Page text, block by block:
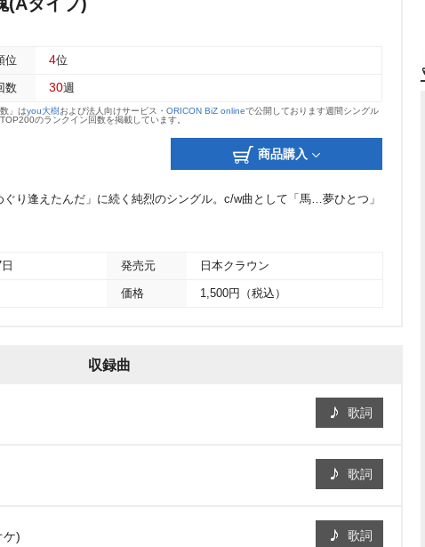
位 4位
数 30週
」はyou大樹および法人向けサービス・ ORICON BiZ onlineで公開しております週間シングル
のランクイン回数を掲載しています。
商品購入
り逢えたんだ」に続く純烈のシングル。c/w曲として「馬…夢ひとつ」
発売元 日本クラウン
価格 1,500円（税込）
収録曲
歌詞
歌詞
ケ) 歌詞